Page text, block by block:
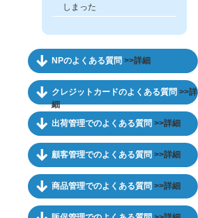
しまった
NPのよくある質問 >>詳細
クレジットカードのよくある質問 >>詳
細
出荷管理でのよくある質問 >>詳細
顧客管理でのよくある質問 >>詳細
商品管理でのよくある質問 >>詳細